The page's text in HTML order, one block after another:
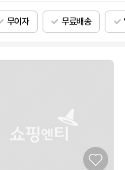
무이자 무료배송